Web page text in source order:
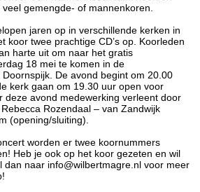
veel gemengde- of mannenkoren.
jaren op in verschillende kerken in
koor twee prachtige CD’s op. Koorleden
harte uit om naar het gratis
18 mei te komen in de
De avond begint om 20.00
kerk gaan om 19.30 uur open voor
deze avond medewerking verleent door
Rozendaal – van Zandwijk
(opening/sluiting).
worden er twee koornummers
Heb je ook op het koor gezeten en wil
dan naar info@wilbertmagre.nl voor meer